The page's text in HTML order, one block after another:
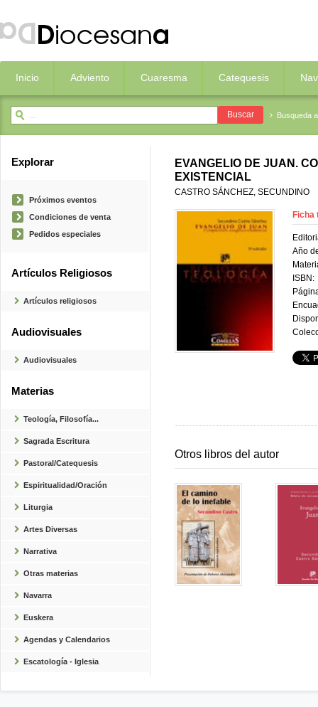
Inicio Adviento Cuaresma Catequesis
Busqueda
Explorar
Próximos eventos
Condiciones de venta
Pedidos especiales
Artículos Religiosos
Artículos religiosos
Audiovisuales
Audiovisuales
Materias
Teología, Filosofía...
Sagrada Escritura
Pastoral/Catequesis
Espiritualidad/Oración
Liturgia
Artes Diversas
Narrativa
Otras materias
Navarra
Euskera
Agendas y Calendarios
Escatología - Iglesia
EVANGELIO DE JUAN.
EXISTENCIAL
CASTRO SÁNCHEZ, SECUNDINO
Ficha
Año
ISBN:
Otros libros del autor